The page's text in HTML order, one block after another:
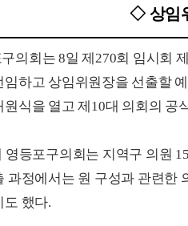
◇ 상임
의회는 8일 제270회 임시회
임하고 상임위원장을 선출할
원식을 열고 제10대 의회의 공
영등포구의회는 지역구 의원
과정에서는 원 구성과 관련한
도 했다.